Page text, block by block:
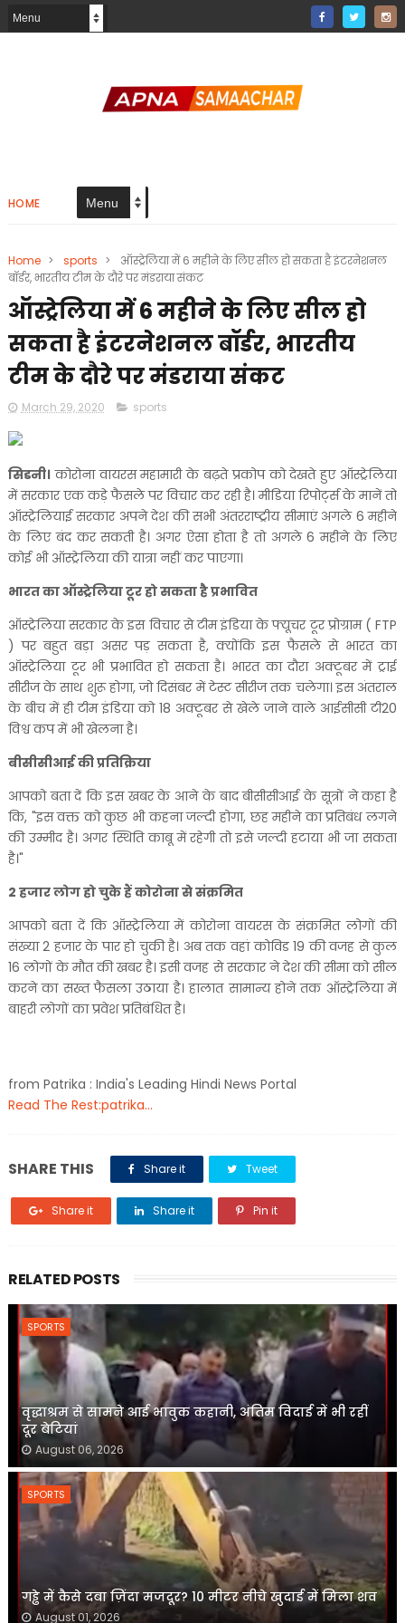
HOME
Home > sports >
ऑस्ट्रेलिया में 6 महीने के लिए सील हो सकता है इंटरनेशनल
बॉर्डर, भारतीय टीम के दौरे पर मंडराया संकट
ऑस्ट्रेलिया में 6 महीने के लिए सील हो
सकता है इंटरनेशनल बॉर्डर, भारतीय
टीम के दौरे पर मंडराया संकट
March 29, 2020 sports
सिडनी।कोरोना वायरस महामारी के बढ़ते प्रकोप को देखते हुए ऑस्ट्रेलिया
में सरकार एक कड़े फैसले पर विचार कर रही है। मीडिया रिपोर्ट्स के मानें तो
ऑस्ट्रेलियाई सरकार अपने देश की सभी अंतरराष्ट्रीय सीमाएं अगले 6 महीने
के लिए बंद कर सकती है। अगर ऐसा होता है तो अगले 6 महीने के लिए
कोई भी ऑस्ट्रेलिया की यात्रा नहीं कर पाएगा।
भारत का ऑस्ट्रेलिया टूर हो सकता है प्रभावित
ऑस्ट्रेलिया सरकार के इस विचार से टीम इंडिया के फ्यूचर टूर प्रोग्राम ( FTP
) पर बहुत बड़ा असर पड़ सकता है, क्योंकि इस फैसले से भारत का
ऑस्ट्रेलिया टूर भी प्रभावित हो सकता है। भारत का दौरा अक्टूबर में ट्राई
सीरीज के साथ शुरू होगा, जो दिसंबर में टेस्ट सीरीज तक चलेगा। इस अंतराल
के बीच में ही टीम इंडिया को 18 अक्टूबर से खेले जाने वाले आईसीसी टी20
विश्व कप में भी खेलना है।
बीसीसीआई की प्रतिक्रिया
आपको बता दें कि इस खबर के आने के बाद बीसीसीआई के सूत्रों ने कहा है
कि, "इस वक्त को कुछ भी कहना जल्दी होगा, छह महीने का प्रतिबंध लगने
की उम्मीद है। अगर स्थिति काबू में रहेगी तो इसे जल्दी हटाया भी जा सकता
है।"
2 हजार लोग हो चुके हैं कोरोना से संक्रमित
आपको बता दें कि ऑस्ट्रेलिया में कोरोना वायरस के संक्रमित लोगों की
संख्या 2 हजार के पार हो चुकी है। अब तक वहां कोविड 19 की वजह से कुल
16 लोगों के मौत की खबर है। इसी वजह से सरकार ने देश की सीमा को सील
करने का सख्त फैसला उठाया है। हालात सामान्य होने तक ऑस्ट्रेलिया में
बाहरी लोगों का प्रवेश प्रतिबंधित है।
from Patrika : India's Leading Hindi News Portal
Read The Rest:patrika...
SHARE THIS Share it Tweet
Share it Share it Pin it
RELATED POSTS
SPORTS
वृद्धाश्रम से सामने आई भावुक कहानी, अंतिम विदाई में भी रहीं
दूर बेटियां
August 06, 2026
SPORTS
गड्ढे में कैसे दबा ज़िंदा मजदूर? 10 मीटर नीचे खुदाई में मिला शव
August 01, 2026